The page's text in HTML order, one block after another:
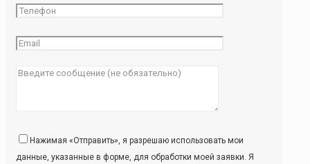
Нажимая «Отправить», я разрешаю использовать мои
данные, указанные в форме, для обработки моей заявки. Я